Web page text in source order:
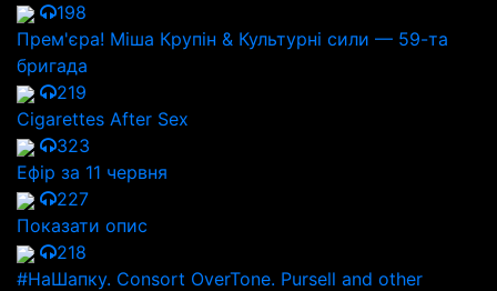
198
Прем'єра! Міша Крупін & Культурні сили — 59-та
бригада
219
Cigarettes After Sex
323
Ефір за 11 червня
227
Показати опис
218
#НаШапку. Consort OverTone. Pursell and other